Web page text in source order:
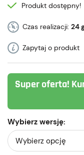
Produkt dostępny!
Czas realizacji: 24
Zapytaj o produkt
Super oferta!
Wybierz wersję: